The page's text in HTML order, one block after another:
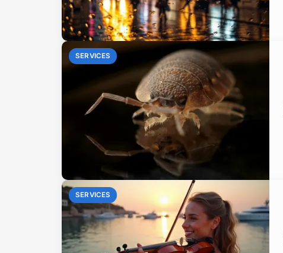
SERVICES
SERVICES